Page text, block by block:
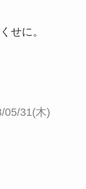
せに。
05/31(木)